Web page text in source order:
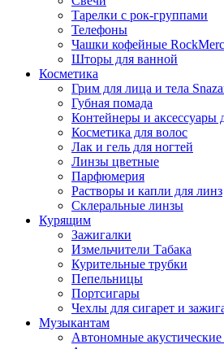
Тарелки с рок-группами
Телефоны
Чашки кофейные
Шторы для ванной
Косметика
Грим для лица и тела
Губная помада
Контейнеры и аксессуары
Косметика для волос
Лак и гель для ногтей
Линзы цветные
Парфюмерия
Растворы и капли для линз
Склеральные линзы
Курящим
Зажигалки
Измельчители Табака
Курительные трубки
Пепельницы
Портсигары
Чехлы для сигарет и
Музыкантам
Автономные